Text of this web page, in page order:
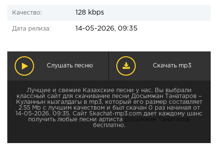
Качество: 128 kbps
Дата релиза: 14-05-2026, 09:35
Слушать песню Скачать mp3
Лучшие и свежие Казахские песни у нас. Вы выбрали
классный сайт для скачивание песни Досымжан Танатаров –
Куланнын кызгалдагы в mp3, который его размер составляет
2.55 Mb с лучшим качеством и был скачан 0 раз начиная от
14-05-2026, 09:35. Сайт Skachat-mp3.com дает каждому шанс
получить любые песни артиста
Досымжан Танатаров
бесплатно.